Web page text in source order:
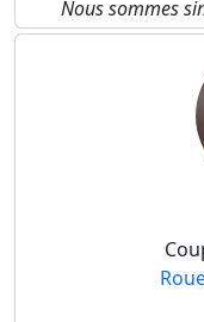
Nous sommes